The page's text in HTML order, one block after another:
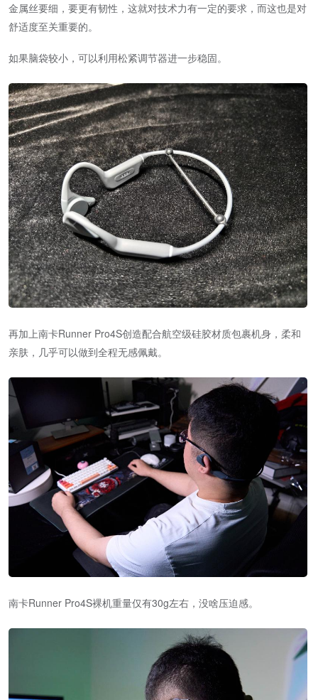
金属丝要细，要更有韧性，这就对技术力有一定的要求，而这也是对
舒适度至关重要的。
如果脑袋较小，可以利用松紧调节器进一步稳固。
再加上南卡Runner Pro4S创造配合航空级硅胶材质包裹机身，柔和
亲肤，几乎可以做到全程无感佩戴。
南卡Runner Pro4S裸机重量仅有30g左右，没啥压迫感。